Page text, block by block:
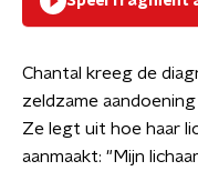
Chantal kreeg de
zeldzame
Ze legt uit hoe haar
aanmaakt: "Mijn